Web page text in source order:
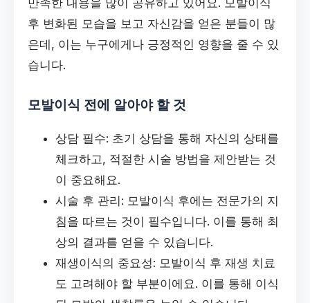
만족한 내용을 많이 공유하고 있어요. 모발이식
후 변화된 모습을 보고 자신감을 얻은 분들이 많
은데, 이는 누구에게나 긍정적인 영향을 줄 수 있
습니다.
모발이식 전에 알아야 할 것
상담 필수: 초기 상담을 통해 자신의 상태를
체크하고, 적절한 시술 방법을 제안받는 것
이 중요해요.
시술 후 관리: 모발이식 후에는 전문가의 지
침을 따르는 것이 필수입니다. 이를 통해 최
상의 결과를 얻을 수 있습니다.
재생이식의 중요성: 모발이식 후 재생 치료
도 고려해야 할 부분이에요. 이를 통해 이식